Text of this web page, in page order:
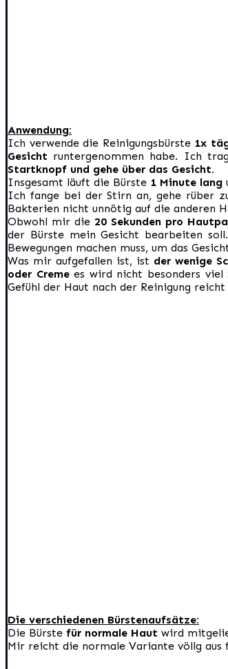
Anwendung:
Ich verwende die Reinigungsbürste 1x
Gesicht runtergenommen habe. Ich
Startknopf und gehe über das Gesicht.
Insgesamt läuft die Bürste 1 Minute lang
Ich fange bei der Stirn an, gehe rüber
Bakterien nicht unnötig auf die anderen
Obwohl mir die 20 Sekunden pro
der Bürste mein Gesicht bearbeiten
Bewegungen machen muss, um das
Was mir aufgefallen ist, ist der wenige
oder Cremees wird nicht besonders viel
Gefühl der Haut nach der Reinigung
Die verschiedenen Bürstenaufsätze:
Die Bürste für normale Haut wird
Mir reicht die normale Variante völlg aus